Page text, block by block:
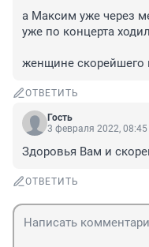
а Максим уже через
уже по концерта
женщине скорейшего
ОТВЕТИТЬ
Гость
3 февраля 2022, 08:45
Здоровья Вам и
ОТВЕТИТЬ